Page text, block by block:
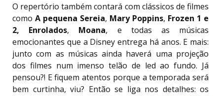
O repertório também contará com clássicos de filmes
como A pequena Sereia, Mary Poppins, Frozen 1 e
2,
Enrolados, Moana, e todas as músicas
emocionantes que a Disney entrega há anos. E mais:
junto com as músicas ainda haverá uma projeção
dos filmes num imenso telão de led ao fundo. Já
pensou?! E fiquem atentos porque a temporada será
bem curtinha, viu? Então se liga nos detalhes: os